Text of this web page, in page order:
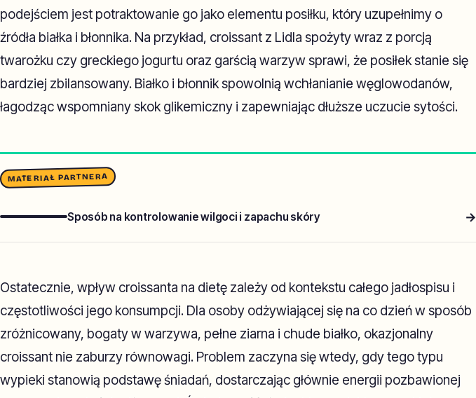
podejściem jest potraktowanie go jako elementu posiłku, który uzupełnimy o
źródła białka i błonnika. Na przykład, croissant z Lidla spożyty wraz z porcją
twarożku czy greckiego jogurtu oraz garścią warzyw sprawi, że posiłek stanie się
bardziej zbilansowany. Białko i błonnik spowolnią wchłanianie węglowodanów,
łagodząc wspomniany skok glikemiczny i zapewniając dłuższe uczucie sytości.
MATERIAŁ PARTNERA
Sposób na kontrolowanie wilgoci i zapachu skóry →
Ostatecznie, wpływ croissanta na dietę zależy od kontekstu całego jadłospisu i
częstotliwości jego konsumpcji. Dla osoby odżywiającej się na co dzień w sposób
zróżnicowany, bogaty w warzywa, pełne ziarna i chude białko, okazjonalny
croissant nie zaburzy równowagi. Problem zaczyna się wtedy, gdy tego typu
wypieki stanowią podstawę śniadań, dostarczając głównie energii pozbawionej